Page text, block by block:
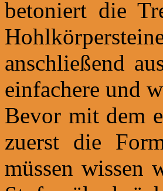
betoniert die
anschließend
einfachere und
Bevor mit dem
zuerst die
müssen wissen